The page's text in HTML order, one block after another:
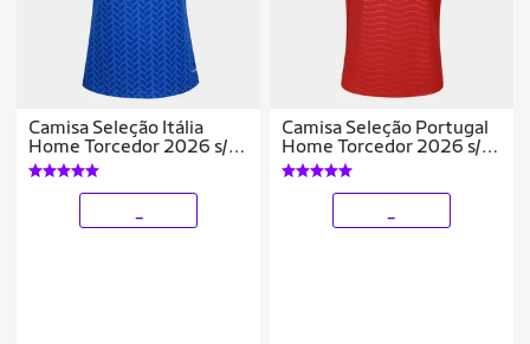
Camisa Seleção Itália
Home Torcedor 2026 s/n
Adidas Feminina
Camisa Seleção Portugal
Home Torcedor 2026 s/n
Puma Masculina